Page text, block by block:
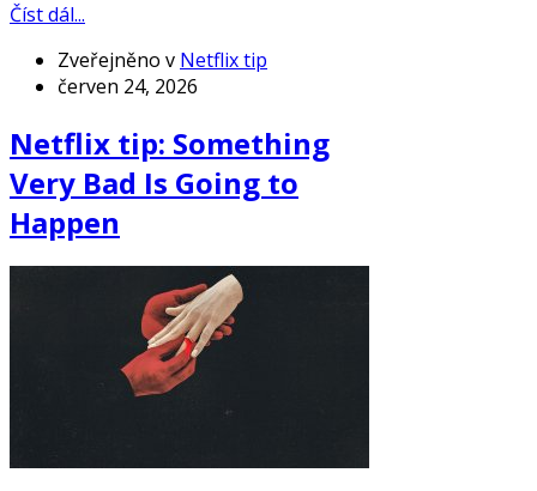
Číst dál...
Zveřejněno v Netflix tip
červen 24, 2026
Netflix tip: Something
Very Bad Is Going to
Happen